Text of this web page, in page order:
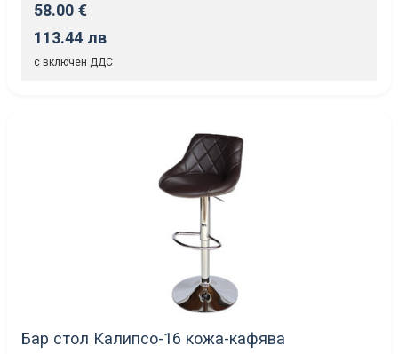
58.00 €
113.44 лв
с включен ДДС
Бар стол Калипсо-16 кожа-кафява